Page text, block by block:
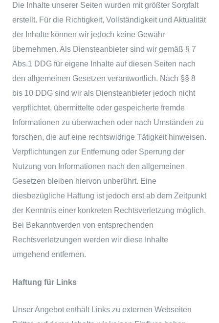
Die Inhalte unserer Seiten wurden mit größter Sorgfalt
erstellt. Für die Richtigkeit, Vollständigkeit und Aktualität
der Inhalte können wir jedoch keine Gewähr
übernehmen. Als Diensteanbieter sind wir gemäß § 7
Abs.1 DDG für eigene Inhalte auf diesen Seiten nach
den allgemeinen Gesetzen verantwortlich. Nach §§ 8
bis 10 DDG sind wir als Diensteanbieter jedoch nicht
verpflichtet, übermittelte oder gespeicherte fremde
Informationen zu überwachen oder nach Umständen zu
forschen, die auf eine rechtswidrige Tätigkeit hinweisen.
Verpflichtungen zur Entfernung oder Sperrung der
Nutzung von Informationen nach den allgemeinen
Gesetzen bleiben hiervon unberührt. Eine
diesbezügliche Haftung ist jedoch erst ab dem Zeitpunkt
der Kenntnis einer konkreten Rechtsverletzung möglich.
Bei Bekanntwerden von entsprechenden
Rechtsverletzungen werden wir diese Inhalte
umgehend entfernen.
Haftung für Links
Unser Angebot enthält Links zu externen Webseiten